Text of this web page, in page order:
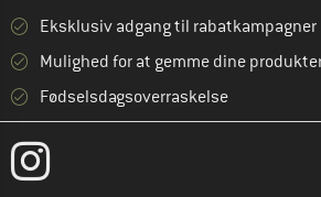
Eksklusiv adgang til rabatkampagner
Mulighed for at gemme dine
Fødselsdagsoverraskelse